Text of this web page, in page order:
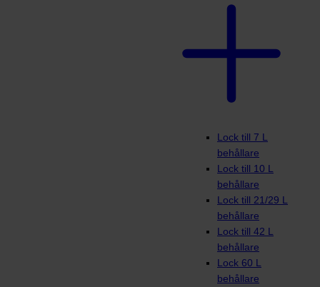
Lock till 7 L
behållare
Lock till 10 L
behållare
Lock till 21/29 L
behållare
Lock till 42 L
behållare
Lock 60 L
behållare